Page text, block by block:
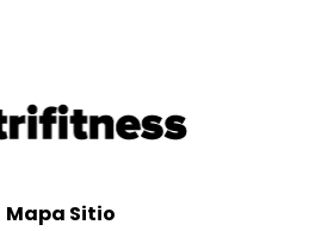
Mapa Sitio